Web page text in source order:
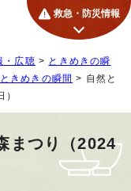
救急・防災情報
・広聴 > ときめきの瞬
きめきの瞬間 > 自然と
まつり（2024